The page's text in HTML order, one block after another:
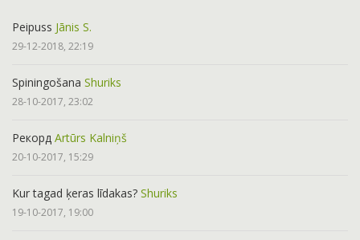
Peipuss Jānis S.
29-12-2018, 22:19
Spiningošana Shuriks
28-10-2017, 23:02
Рекорд Artūrs Kalniņš
20-10-2017, 15:29
Kur tagad ķeras līdakas? Shuriks
19-10-2017, 19:00